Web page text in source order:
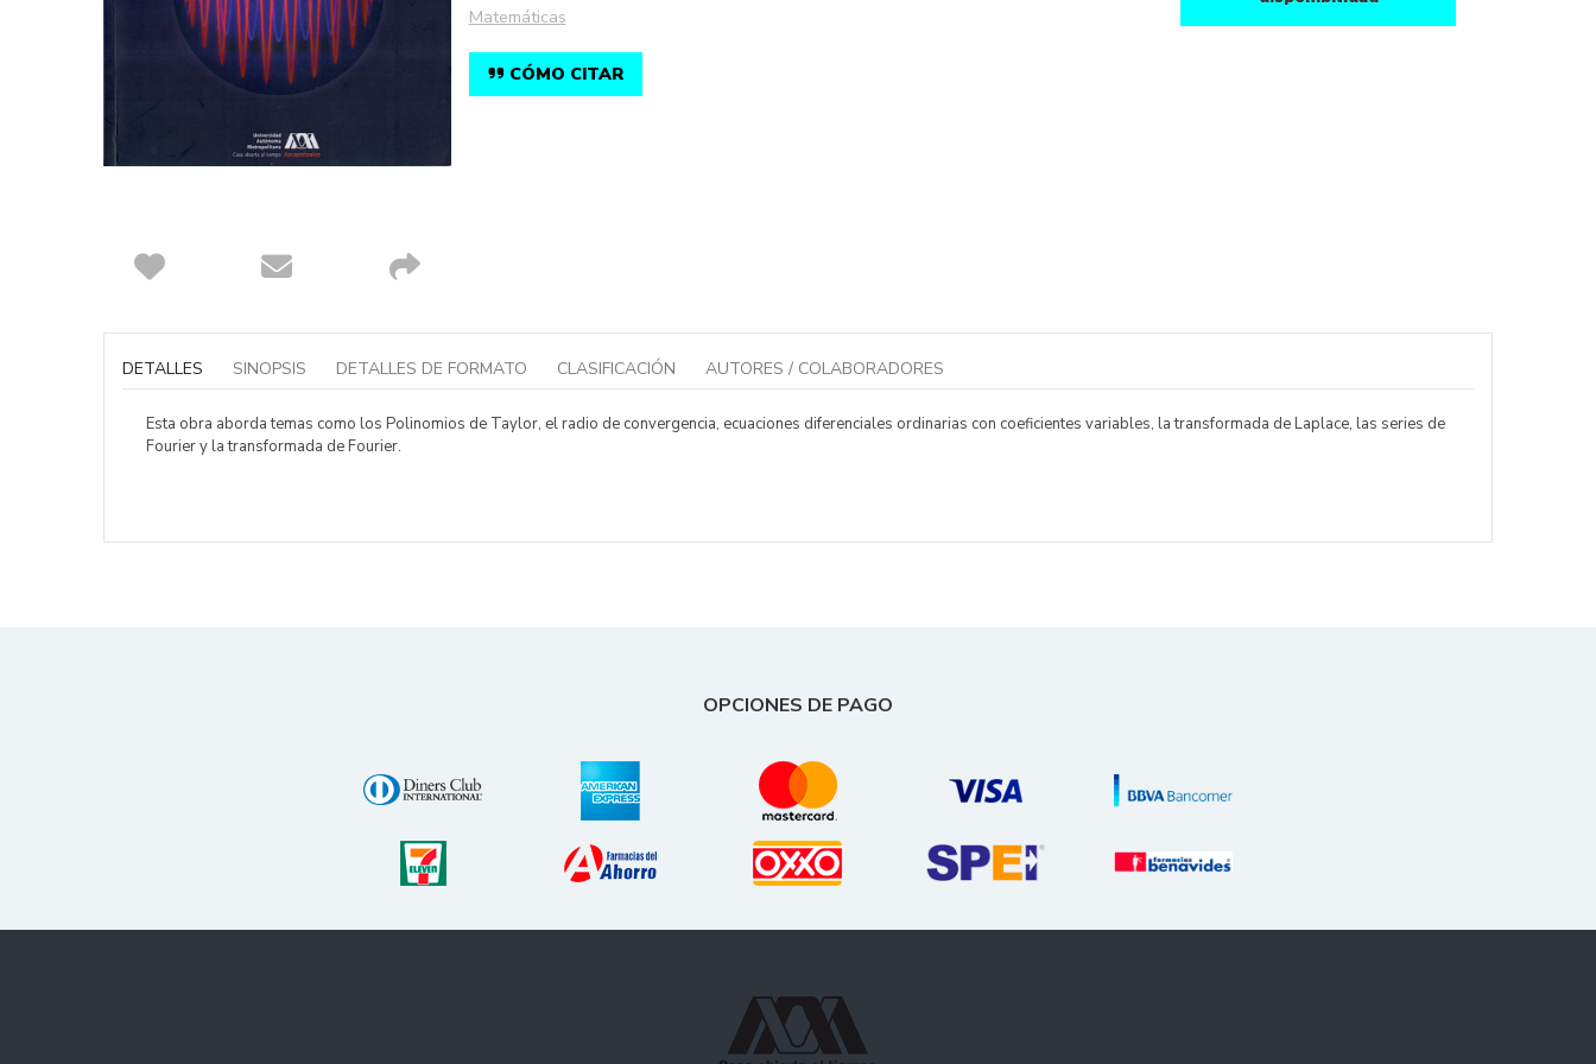
al
galería
Matemáticas
CÓMO CITAR
DETALLES
Esta obra aborda temas como los Polinomios de Taylor, el radio de convergencia, ecuaciones diferenciales ordinarias con coeficientes variables, la transformada de Laplace, las series de
Fourier y la transformada de Fourier.
SINOPSIS DETALLES DE FORMATO CLASIFICACIÓN AUTORES / COLABORADORES
OPCIONES DE PAGO